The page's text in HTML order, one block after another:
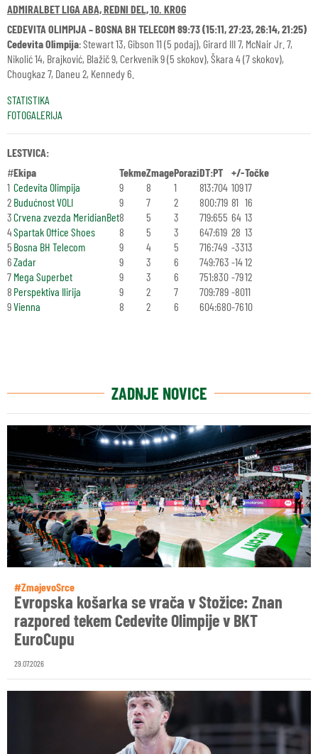
ADMIRALBET LIGA ABA, REDNI DEL, 10. KROG
CEDEVITA OLIMPIJA – BOSNA BH TELECOM 89:73 (15:11, 27:23, 26:14, 21:25)
Cedevita Olimpija: Stewart 13, Gibson 11 (5 podaj), Girard III 7, McNair Jr. 7,
Nikolić 14, Brajković, Blažič 9, Cerkvenik 9 (5 skokov), Škara 4 (7 skokov),
Chougkaz 7, Daneu 2, Kennedy 6.
STATISTIKA
FOTOGALERIJA
LESTVICA:
#Ekipa TekmeZmagePoraziDT:PT +/-Točke
1 Cedevita Olimpija 9 8 1 813:704 10917
2 Budućnost VOLI 9 7 2 800:719 81 16
3Crvena zvezda MeridianBet8 5 3 719:655 64 13
4Spartak Office Shoes 8 5 3 647:619 28 13
5 Bosna BH Telecom 9 4 5 716:749 -3313
6Zadar 9 3 6 749:763 -1412
7 Mega Superbet 9 3 6 751:830 -7912
8 Perspektiva Ilirija 9 2 7 709:789 -8011
9Vienna 8 2 6 604:680-7610
ZADNJE NOVICE
#ZmajevoSrce
Evropska košarka se vrača v Stožice: Znan
razpored tekem Cedevite Olimpije v BKT
EuroCupu
29.07.2026